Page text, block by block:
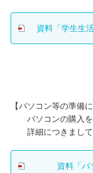
資料「学生生
【パソコン等の準備に
パソコンの購入
詳細につきまし
資料「パ